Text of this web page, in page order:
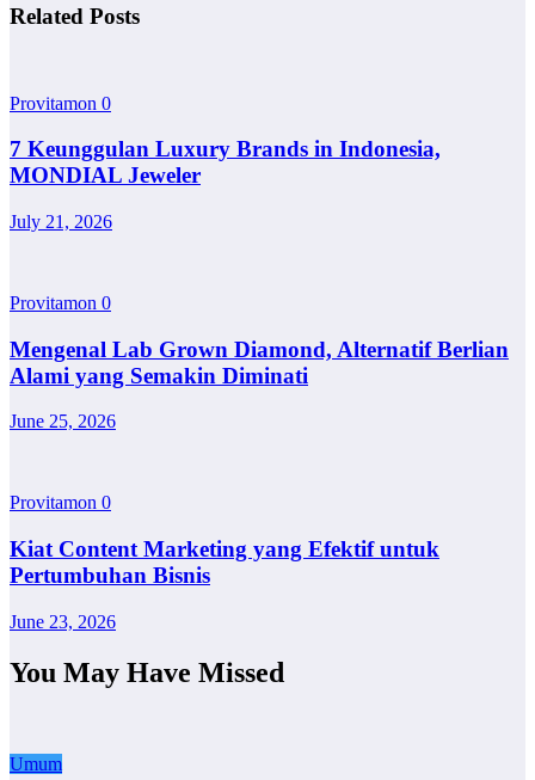
Related Posts
Provitamon 0
7 Keunggulan Luxury Brands in Indonesia,
MONDIAL Jeweler
July 21, 2026
Provitamon 0
Mengenal Lab Grown Diamond, Alternatif Berlian
Alami yang Semakin Diminati
June 25, 2026
Provitamon 0
Kiat Content Marketing yang Efektif untuk
Pertumbuhan Bisnis
June 23, 2026
You May Have Missed
Umum